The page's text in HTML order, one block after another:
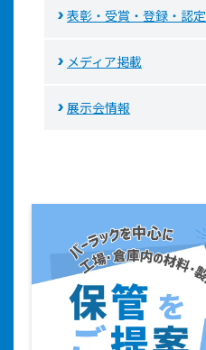
表彰・受賞・登録・認定
メディア掲載
展示会情報